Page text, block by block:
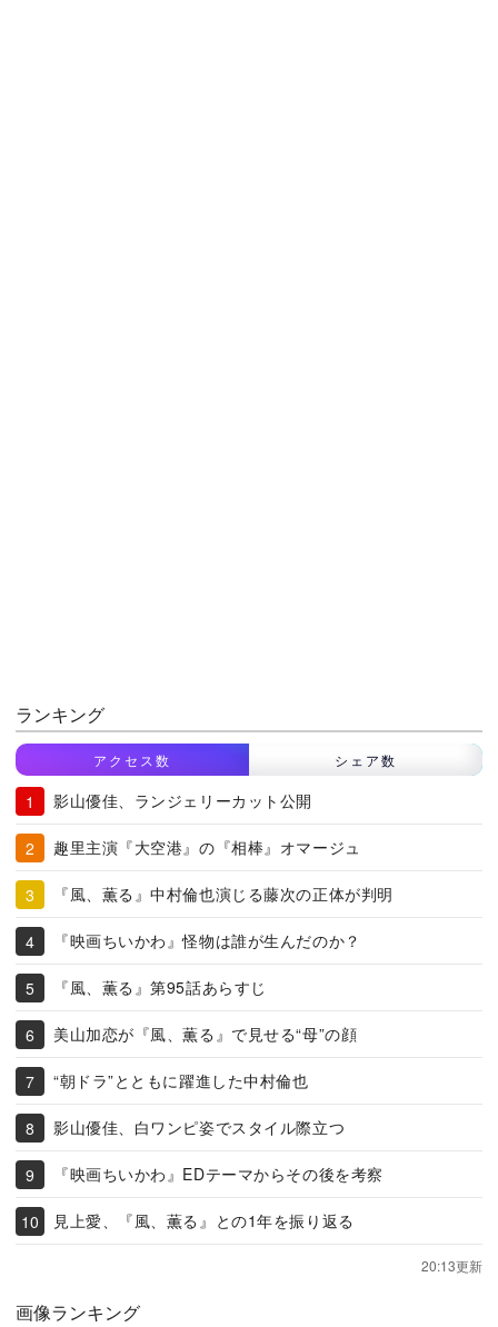
ランキング
アクセス数 シェア数
影山優佳、ランジェリーカット公開
趣里主演『大空港』の『相棒』オマージュ
『風、薫る』中村倫也演じる藤次の正体が判明
『映画ちいかわ』怪物は誰が生んだのか？
『風、薫る』第95話あらすじ
美山加恋が『風、薫る』で見せる“母”の顔
“朝ドラ”とともに躍進した中村倫也
影山優佳、白ワンピ姿でスタイル際立つ
『映画ちいかわ』EDテーマからその後を考察
見上愛、『風、薫る』との1年を振り返る
20:13更新
画像ランキング